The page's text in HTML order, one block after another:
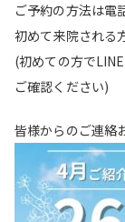
ご予約の方法は電
初めて来院される
(初めての方で
ご確認ください)
皆様からのご連絡